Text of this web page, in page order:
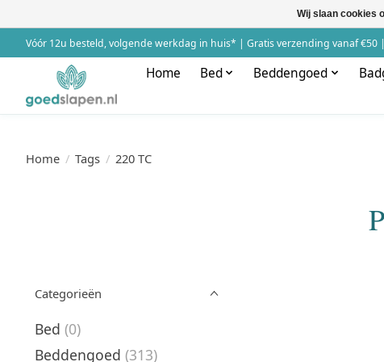
Vóór 12u besteld, volgende werkdag in huis* | Gratis verzending vanaf €50
Home Bed Beddengoed
Home / Tags / 220 TC
Categorieën
Bed (0)
Beddengoed (313)
Wij slaan cookies